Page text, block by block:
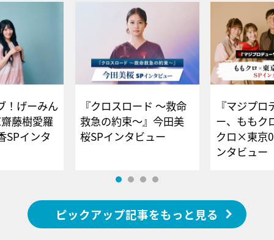
！げーみん
藤樹愛羅
SPインタ
『クロスロード ～救命
救急の約束～』今田美
桜SPインタビュー
『マジプロ
ー、ももク
クロ×東京
ンタビュー
ピックアップ記事をもっと見る